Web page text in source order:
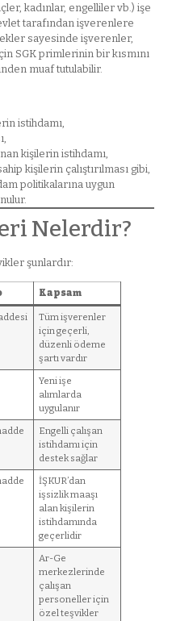
kadınlar, engelliler vb.) işe
tarafından işverenlere
sayesinde işverenler,
SGK primlerinin bir kısmını
muaf tutulabilir.
istihdamı,
kişilerin istihdamı,
kişilerin çalıştırılması gibi,
politikalarına uygun
Nelerdir?
şunlardır:
Kapsam
Tüm işverenler
için geçerli,
düzenli ödeme
şartı vardır
Yeni işe
alımlarda
uygulanır
Engelli çalışan
istihdamı için
destek sağlar
İŞKUR’dan
işsizlik maaşı
alan kişilerin
istihdamında
geçerlidir
Ar-Ge
merkezlerinde
çalışan
personeller için
özel teşvikler